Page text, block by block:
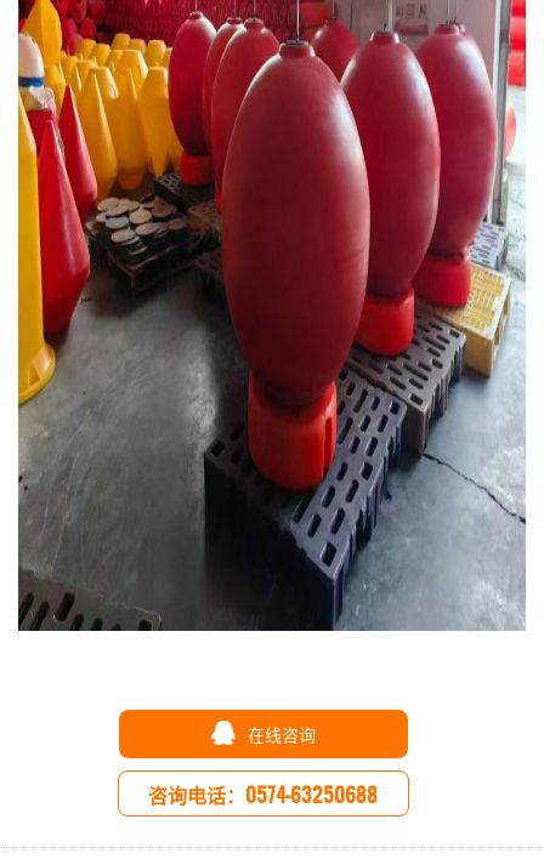
在线咨询
咨询电话：0574-63250688